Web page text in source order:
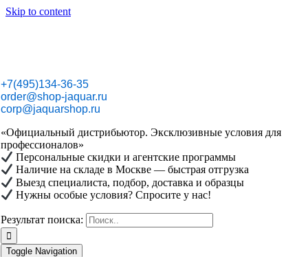
Skip to content
+7(495)134-36-35
order@shop-jaquar.ru
corp@jaquarshop.ru
«Официальный дистрибьютор. Эксклюзивные условия для
профессионалов»
Персональные скидки и агентские программы
Наличие на складе в Москве — быстрая отгрузка
Выезд специалиста, подбор, доставка и образцы
Нужны особые условия? Спросите у нас!
Результат поиска:
Toggle Navigation